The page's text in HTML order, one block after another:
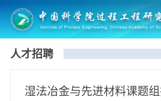
人才招聘
湿法冶金与先进材料课题